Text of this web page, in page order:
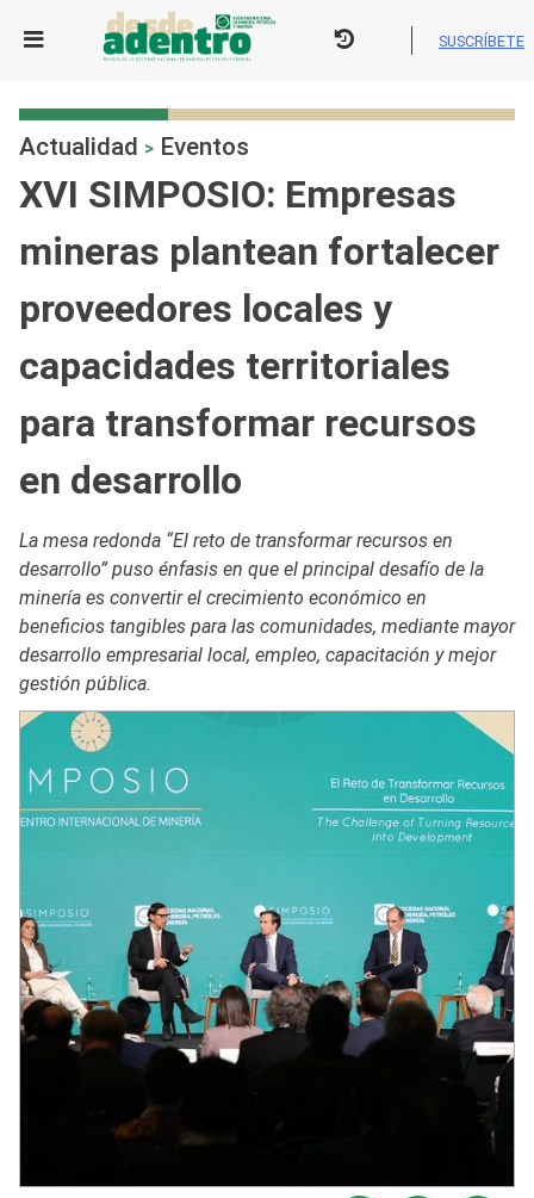
SUSCRÍBETE
Actualidad > Eventos
XVI SIMPOSIO: Empresas
mineras plantean fortalecer
proveedores locales y
capacidades territoriales
para transformar recursos
en desarrollo
La mesa redonda “El reto de transformar recursos en
desarrollo” puso énfasis en que el principal desafío de la
minería es convertir el crecimiento económico en
beneficios tangibles para las comunidades, mediante mayor
desarrollo empresarial local, empleo, capacitación y mejor
gestión pública.